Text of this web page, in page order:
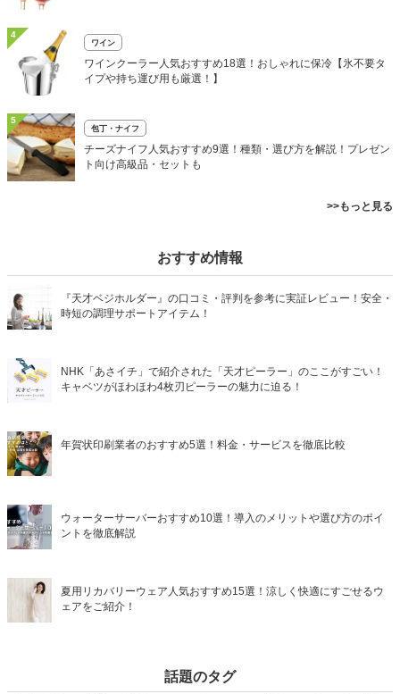
4
ワイン
ワインクーラー人気おすすめ18選！おしゃれに保冷【氷不要タ
イプや持ち運び用も厳選！】
5
包丁・ナイフ
チーズナイフ人気おすすめ9選！種類・選び方を解説！プレゼン
ト向け高級品・セットも
>>もっと見る
おすすめ情報
『天才ベジホルダー』の口コミ・評判を参考に実証レビュー！安全・
時短の調理サポートアイテム！
NHK「あさイチ」で紹介された「天才ピーラー」のここがすごい！
キャベツがほわほわ4枚刃ピーラーの魅力に迫る！
年賀状印刷業者のおすすめ5選！料金・サービスを徹底比較
ウォーターサーバーおすすめ10選！導入のメリットや選び方のポイ
ントを徹底解説
夏用リカバリーウェア人気おすすめ15選！涼しく快適にすごせるウ
ェアをご紹介！
話題のタグ